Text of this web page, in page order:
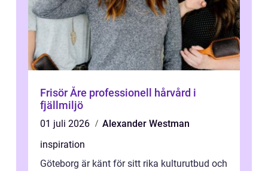
Frisör Åre professionell hårvård i
fjällmiljö
01 juli 2026
Alexander Westman
inspiration
Göteborg är känt för sitt rika kulturutbud och